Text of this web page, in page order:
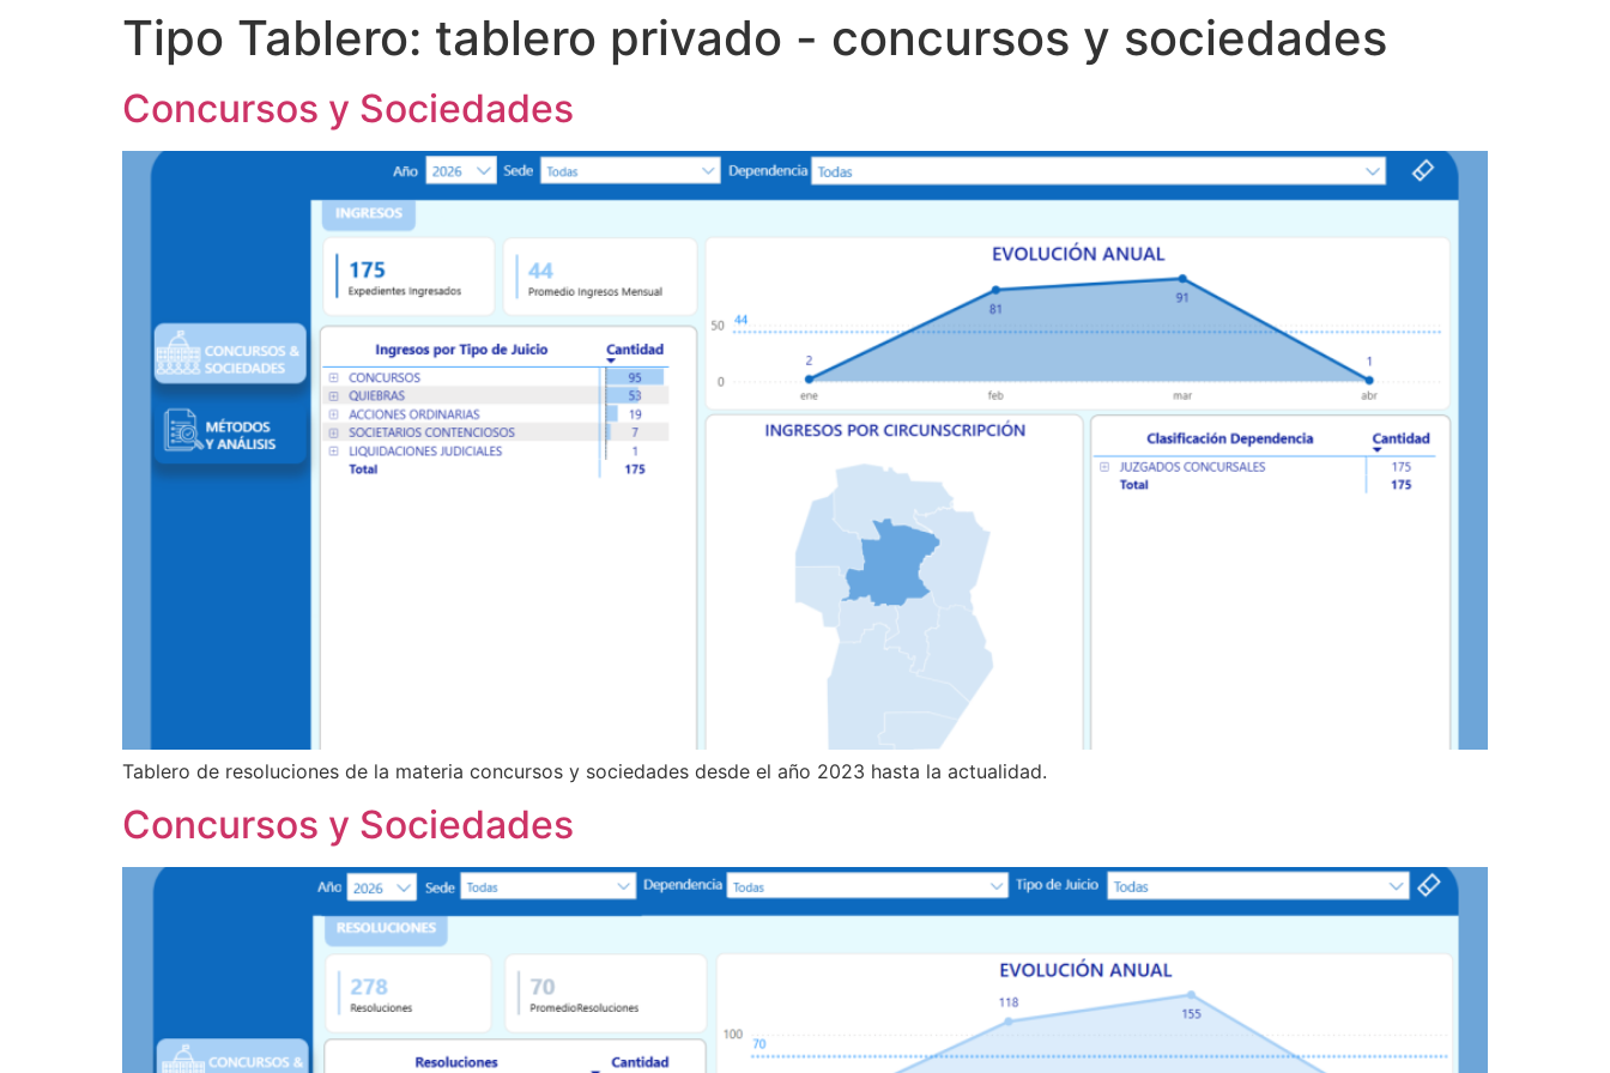
Tipo Tablero: tablero privado - concursos y sociedades
Concursos y Sociedades
Tablero de resoluciones de la materia concursos y sociedades desde el año 2023 hasta la actualidad.
Concursos y Sociedades